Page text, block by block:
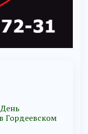
Гордеевском